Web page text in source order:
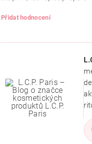
Přidat hodnocení